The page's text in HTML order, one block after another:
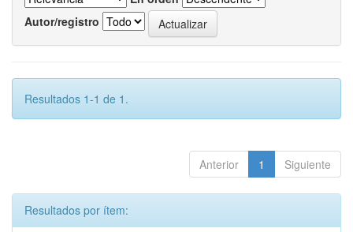
Autor/registro
Resultados 1-1 de 1.
Anterior 1 Siguiente
Resultados por ítem: